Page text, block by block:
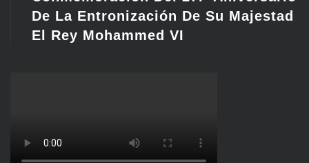
De La Entronización De Su Majestad
El Rey Mohammed VI